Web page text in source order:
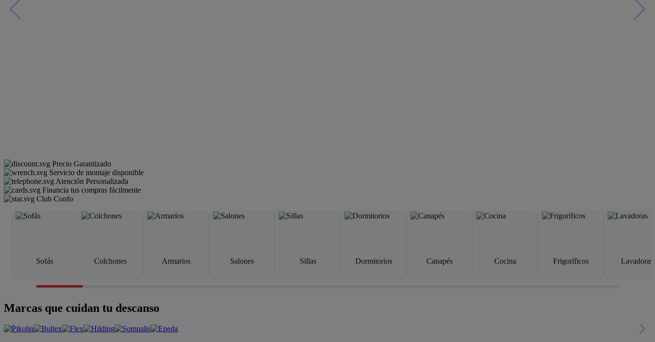
Precio Garantizado
Servicio de montaje disponible
Atención Personalizada
Financia tus compras fácilmente
Club Confo
Sofás Colchones Armarios Salones Sillas Dormitorios Canapés Cocina Frigoríficos Lavadoras
Marcas que cuidan tu descanso